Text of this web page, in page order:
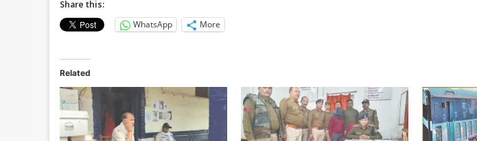
Share this:
WhatsApp
More
Related